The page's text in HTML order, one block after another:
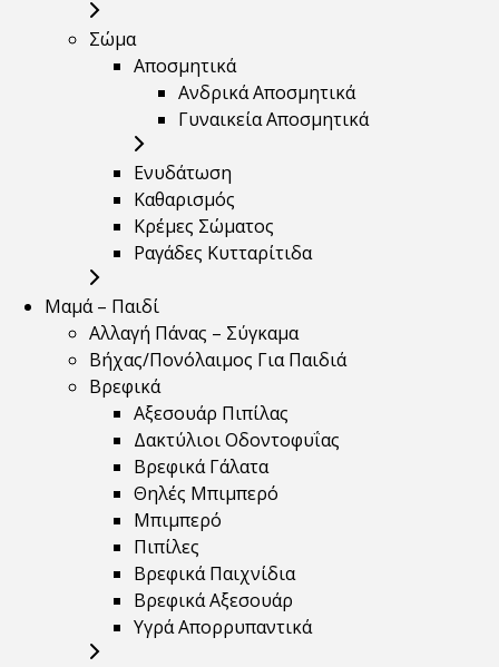
Σώμα
Αποσμητικά
Ανδρικά Αποσμητικά
Γυναικεία Αποσμητικά
Ενυδάτωση
Καθαρισμός
Κρέμες Σώματος
Ραγάδες Κυτταρίτιδα
Μαμά – Παιδί
Αλλαγή Πάνας – Σύγκαμα
Βήχας/Πονόλαιμος Για Παιδιά
Βρεφικά
Αξεσουάρ Πιπίλας
Δακτύλιοι Οδοντοφυΐας
Βρεφικά Γάλατα
Θηλές Μπιμπερό
Μπιμπερό
Πιπίλες
Βρεφικά Παιχνίδια
Βρεφικά Αξεσουάρ
Υγρά Απορρυπαντικά